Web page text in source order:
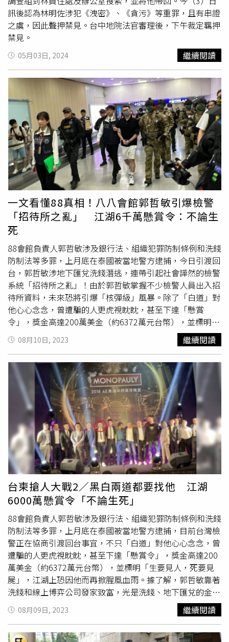
訊後認為林明佐涉犯《洩密》、《貪污》等重罪，且有串證
之虞，因此聲押禁見。台中地院法官審理後，下午裁定羈押
禁見。
05月03日, 2024 繼續閱讀
一文看懂88真相！八八會館郭哲敏引爆檢警
「招待所之亂」 江湖6千萬懸賞令：不論生
死
88會館負責人郭哲敏涉及銀行法、組織犯罪防制條例和洗錢
防制法等多罪，上月底在泰國被當地警方逮捕，今日引渡回
台，郭哲敏涉地下匯兌洗錢潛逃，連帶引起社會譁然的檢警
系統「招待所之亂」！由於郭哲敏掌握不少檢警人員出入招
待所資料，未來恐將引爆「核彈級」風暴。除了「白道」對
他心心念念，曾遭騙的人更虎視眈眈，甚至下達「懸賞
令」，獎金高達200萬美金（約6372萬元台幣），並標明
「生要見人，死要見屍」，江湖上恐因他而再掀腥風血雨。
郭哲敏身價高達百億元，靠著不法獲利在東南亞逍遙度日、
揮金如土。（圖／讀者提供）「88會館」負責人、同時也是
名模錢帥君的男友郭哲敏，涉嫌非法地下匯兌，數年來經手
金額超過27億元，據了解，郭哲敏靠著洗錢和線上博弈公司
發家致富，光是洗錢、地下匯兌的金額就高達200億元，而
他在台北和桃園坐擁20筆不動產，包括他與藝人女友錢帥君
居住的北市大直上億元豪宅，和19筆位於桃園八德區的土
地。郭哲敏神通廣大、料事如神，他的土地位桃園捷運綠線
周邊，價格在土地徵收與變更地目炒作下水漲船高，從原本
的5.5億暴漲到37億，郭哲敏年不到半百，身價就高達百億
元。也是AE博奕集團負責人，販售線上博弈平台軟體等相
關產品與服務，中國和東南亞的賭博業者也因此賺進暴利，
但郭哲敏自知被檢警盯上，去年10月潛逃出境，11月竟
「自拔插頭」。郭哲敏靠著洗錢和線上博弈公司發家致富，
潛逃出境時竟「自拔插頭」而損失慘重。（圖／讀者提供）
知情人士透露，「拔插頭」意指斷掉博弈網站生路，郭哲敏
將博弈網中所有賭資全部移轉，再通知各地警方前來抓人，
各業者和博弈網站長血本無歸，涉及的金額高達數百億元。
遭坑殺的業者和站長遍布東南亞和兩岸三地，他們不滿郭哲
敏使用「奧步」來坑錢，如今在網路上發布「懸賞令」，控
訴郭洗錢、割韭菜的惡行惡狀外，更祭出高額獎金尋人，強
調「懸賞200萬美金找他本人，活要見人、死要見屍」，知
情人士透露，聽聞郭哲敏可能回國受審的消息，國內外各方
勢力都摩拳擦掌，若郭哲敏沒有立刻被羈押，恐怕下一秒就
08月10日, 2023 繼續閱讀
台柬搶人大戰2／黑白兩道都要找他 江湖
6000萬懸賞令「不論生死」
88會館負責人郭哲敏涉及銀行法、組織犯罪防制條例和洗錢
防制法等多罪，上月底在泰國被當地警方逮捕，目前台灣檢
警正在協商引渡回台事宜，不只「白道」對他心心念念，曾
遭騙的人更虎視眈眈，甚至下達「懸賞令」，獎金高達200
萬美金（約6372萬元台幣），並標明「生要見人，死要見
屍」，江湖上恐因他而再掀腥風血雨。據了解，郭哲敏靠著
洗錢和線上博弈公司發家致富，光是洗錢、地下匯兌的金額
就高達200億元，而他在台北和桃園坐擁20筆不動產，包括
他與藝人女友錢帥君居住的北市大直上億元豪宅，和19筆位
於桃園八德區的土地。而郭哲敏神通廣大、料事如神，他的
08月09日, 2023 繼續閱讀